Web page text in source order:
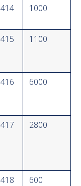
414 1000
415 1100
416 6000
417 2800
418
600